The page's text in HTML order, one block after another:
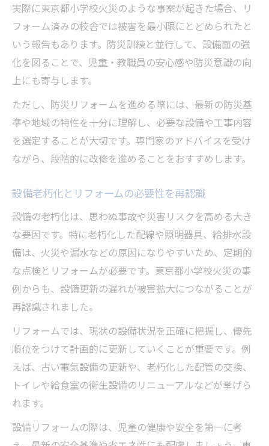
実際に東京都小学校火災のような事案が起きた場合、リ
フォーム済みの校舎では被害を最小限にとどめられたと
いう報告もあります。防災訓練と並行して、設備面の強
化を図ることで、児童・教職員の安心感や防災意識の向
上にも寄与します。
ただし、防災リフォームを進める際には、最新の防災基
準や地域の特性を十分に理解し、必要な設備や工事内容
を選定することが大切です。専門家のアドバイスを受け
ながら、段階的に改修を進めることをおすすめします。
設備老朽化とリフォームの必要性を再認識
設備の老朽化は、思わぬ事故や災害リスクを高める大き
な要因です。特に老朽化した配線や照明器具、給排水設
備は、火災や漏水などの原因になりやすいため、定期的
な点検とリフォームが必要です。東京都小学校火災の事
例からも、設備更新の遅れが被害拡大につながることが
再認識されました。
リフォームでは、現状の設備状況を正確に把握し、優先
順位をつけて計画的に更新していくことが重要です。例
えば、古い電気設備の更新や、老朽化した配管の交換、
トイレや給食室の衛生設備のリニューアルなどが挙げら
れます。
設備リフォームの際は、児童の健康や安全を第一に考